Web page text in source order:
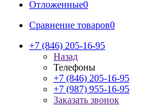
Отложенные0
Сравнение товаров0
+7 (846) 205-16-95
Назад
Телефоны
+7 (846) 205-16-95
+7 (987) 955-16-95
Заказать звонок